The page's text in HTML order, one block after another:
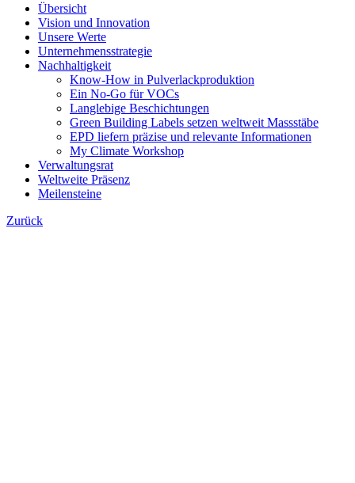
Übersicht
Vision und Innovation
Unsere Werte
Unternehmensstrategie
Nachhaltigkeit
Know-How in Pulverlackproduktion
Ein No-Go für VOCs
Langlebige Beschichtungen
Green Building Labels setzen weltweit Massstäbe
EPD liefern präzise und relevante Informationen
My Climate Workshop
Verwaltungsrat
Weltweite Präsenz
Meilensteine
Zurück